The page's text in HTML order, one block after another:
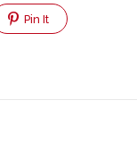
Pin It